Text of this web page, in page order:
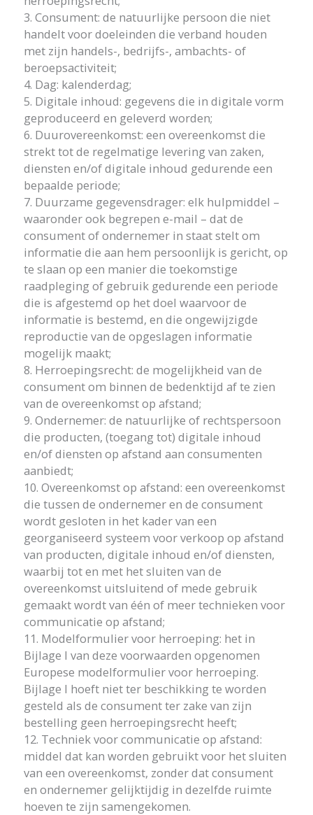
3. Consument: de natuurlijke persoon die niet
handelt voor doeleinden die verband houden
met zijn handels-, bedrijfs-, ambachts- of
beroepsactiviteit;
4. Dag: kalenderdag;
5. Digitale inhoud: gegevens die in digitale vorm
geproduceerd en geleverd worden;
6. Duurovereenkomst: een overeenkomst die
strekt tot de regelmatige levering van zaken,
diensten en/of digitale inhoud gedurende een
bepaalde periode;
7. Duurzame gegevensdrager: elk hulpmiddel –
waaronder ook begrepen e-mail – dat de
consument of ondernemer in staat stelt om
informatie die aan hem persoonlijk is gericht, op
te slaan op een manier die toekomstige
raadpleging of gebruik gedurende een periode
die is afgestemd op het doel waarvoor de
informatie is bestemd, en die ongewijzigde
reproductie van de opgeslagen informatie
mogelijk maakt;
8. Herroepingsrecht: de mogelijkheid van de
consument om binnen de bedenktijd af te zien
van de overeenkomst op afstand;
9. Ondernemer: de natuurlijke of rechtspersoon
die producten, (toegang tot) digitale inhoud
en/of diensten op afstand aan consumenten
aanbiedt;
10. Overeenkomst op afstand: een overeenkomst
die tussen de ondernemer en de consument
wordt gesloten in het kader van een
georganiseerd systeem voor verkoop op afstand
van producten, digitale inhoud en/of diensten,
waarbij tot en met het sluiten van de
overeenkomst uitsluitend of mede gebruik
gemaakt wordt van één of meer technieken voor
communicatie op afstand;
11. Modelformulier voor herroeping: het in
Bijlage I van deze voorwaarden opgenomen
Europese modelformulier voor herroeping.
Bijlage I hoeft niet ter beschikking te worden
gesteld als de consument ter zake van zijn
bestelling geen herroepingsrecht heeft;
12. Techniek voor communicatie op afstand:
middel dat kan worden gebruikt voor het sluiten
van een overeenkomst, zonder dat consument
en ondernemer gelijktijdig in dezelfde ruimte
hoeven te zijn samengekomen.